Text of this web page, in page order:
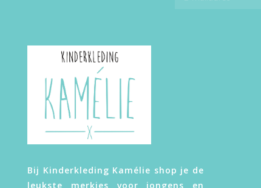
Bij Kinderkleding Kamélie shop je de
leukste merkjes voor jongens en